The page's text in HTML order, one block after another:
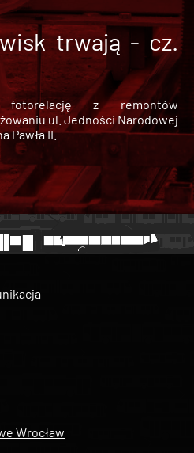
trwają - cz.
fotorelację z remontów
ul. Jedności Narodowej
Pawła II.
Wrocław